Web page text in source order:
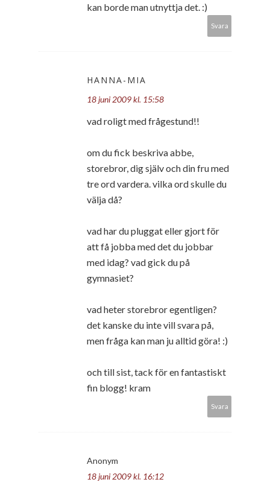
kan borde man utnyttja det. :)
Svara
HANNA-MIA
18 juni 2009 kl. 15:58
vad roligt med frågestund!!
om du fick beskriva abbe,
storebror, dig själv och din fru med
tre ord vardera. vilka ord skulle du
välja då?
vad har du pluggat eller gjort för
att få jobba med det du jobbar
med idag? vad gick du på
gymnasiet?
vad heter storebror egentligen?
det kanske du inte vill svara på,
men fråga kan man ju alltid göra! :)
och till sist, tack för en fantastiskt
fin blogg! kram
Svara
Anonym
18 juni 2009 kl. 16:12